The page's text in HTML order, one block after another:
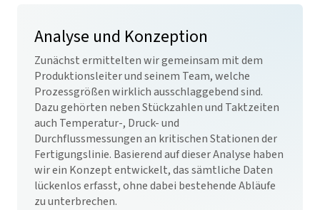
Analyse und Konzeption
Zunächst ermittelten wir gemeinsam mit dem
Produktionsleiter und seinem Team, welche
Prozessgrößen wirklich ausschlaggebend sind.
Dazu gehörten neben Stückzahlen und Taktzeiten
auch Temperatur-, Druck- und
Durchflussmessungen an kritischen Stationen der
Fertigungslinie. Basierend auf dieser Analyse haben
wir ein Konzept entwickelt, das sämtliche Daten
lückenlos erfasst, ohne dabei bestehende Abläufe
zu unterbrechen.